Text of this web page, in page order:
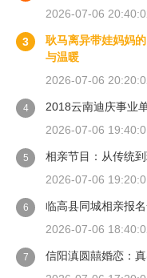
2026-07-06
3
耿马离异带娃妈妈
与温暖
2026-07-06
4
2018云南迪庆事业
2026-07-06
5
相亲节目：从传统
2026-07-06
6
临高县同城相亲报
2026-07-06
7
信阳滇圆囍婚恋：